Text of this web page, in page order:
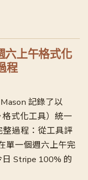
上午格式化
程
記錄了以
格式化工具）統一
整過程：從工具評
單一個週六上午完
Stripe 100% 的